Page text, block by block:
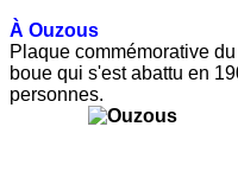
À Ouzous
Plaque commémorative
boue qui s'est abattu en
personnes.